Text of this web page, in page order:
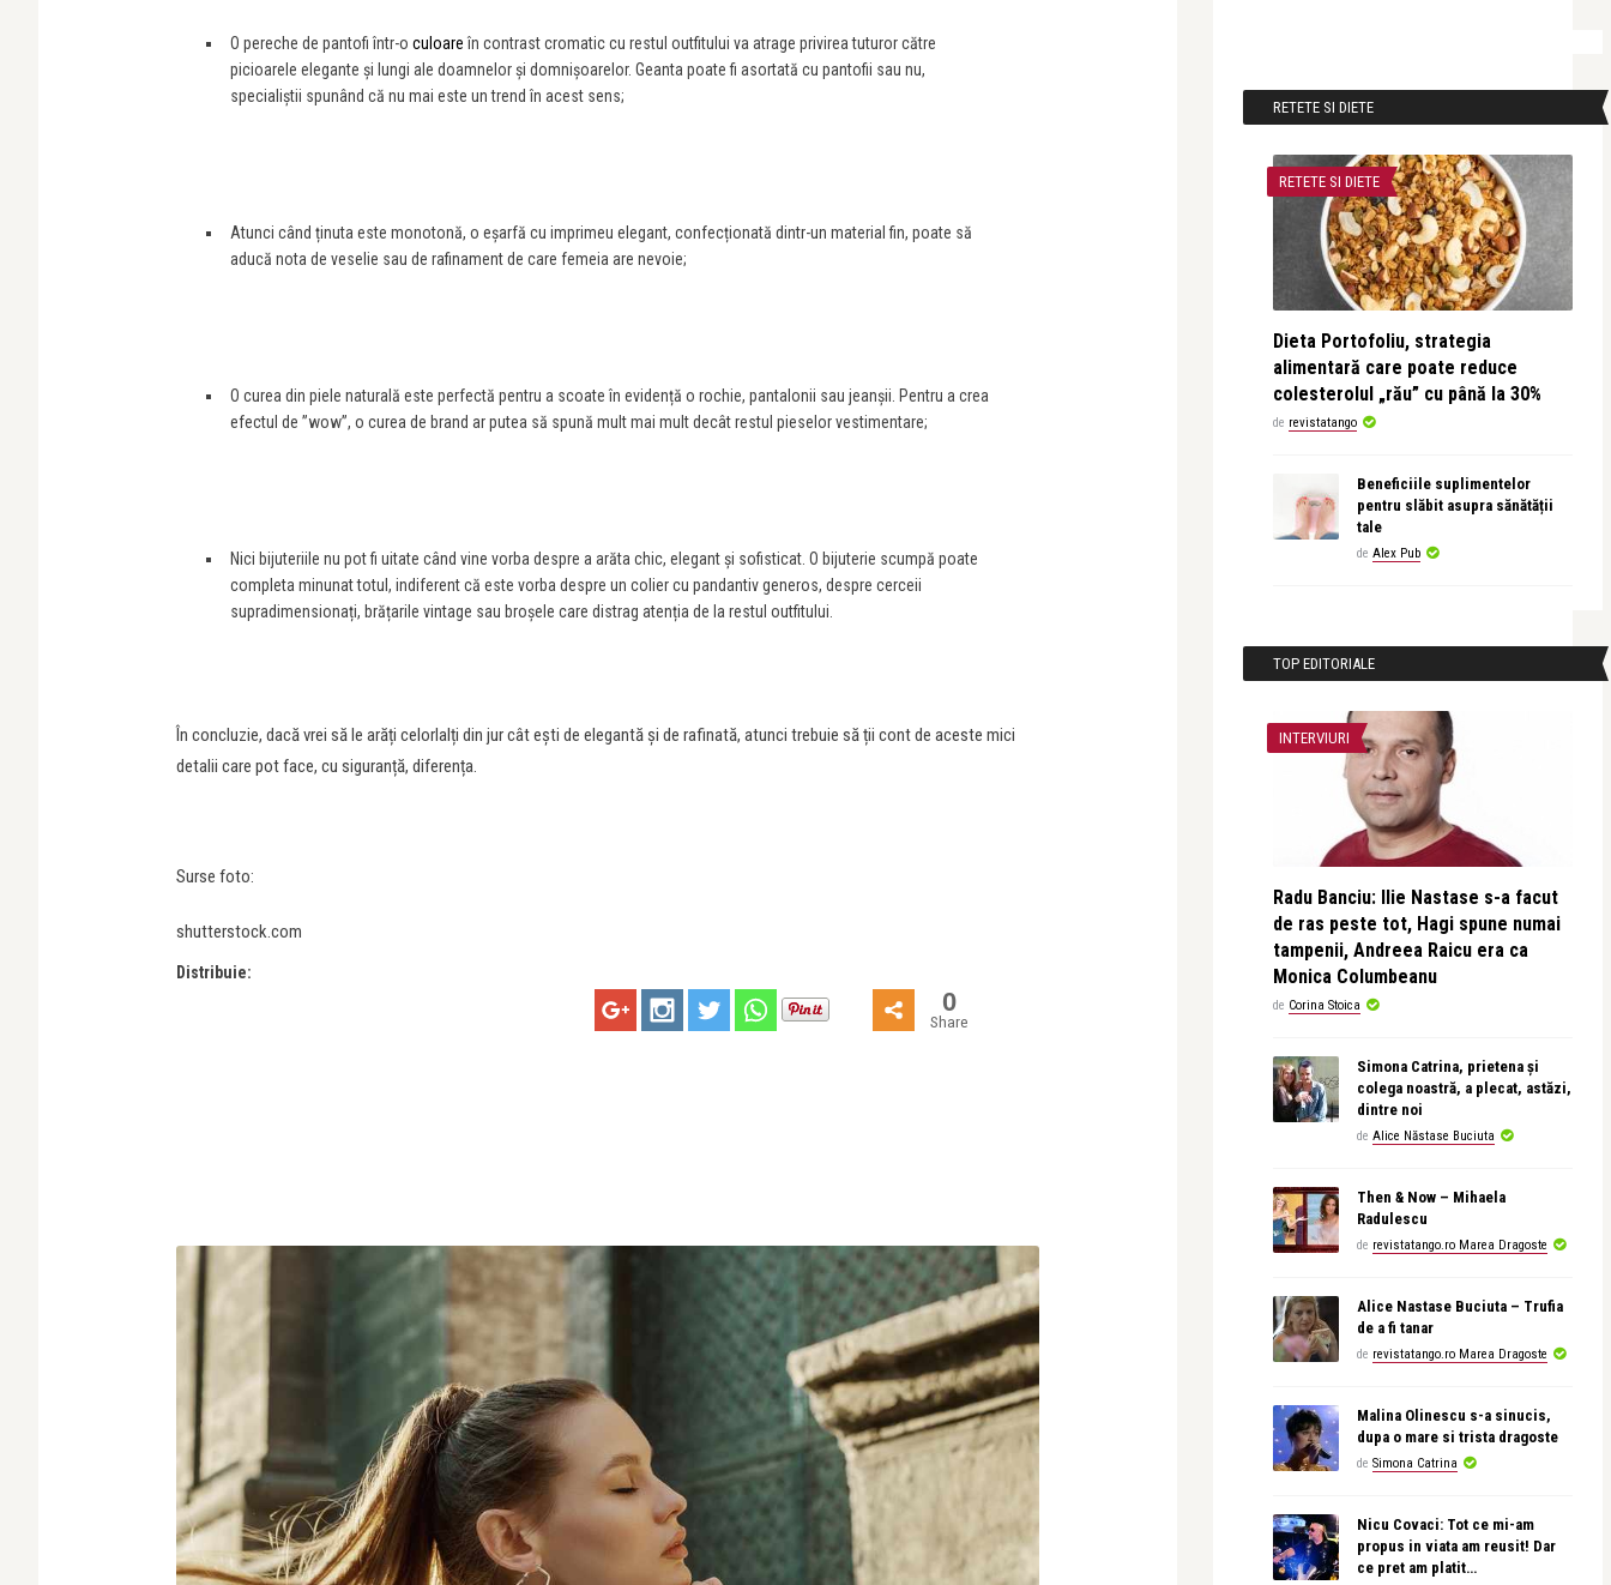
O pereche de pantofi într-o culoare în contrast cromatic cu restul outfitului va atrage privirea tuturor către
picioarele elegante și lungi ale doamnelor și domnișoarelor. Geanta poate fi asortată cu pantofii sau nu,
specialiștii spunând că nu mai este un trend în acest sens;
Atunci când ținuta este monotonă, o eșarfă cu imprimeu elegant, confecționată dintr-un material fin, poate să
aducă nota de veselie sau de rafinament de care femeia are nevoie;
O curea din piele naturală este perfectă pentru a scoate în evidență o rochie, pantalonii sau jeanșii. Pentru a crea
efectul de ”wow”, o curea de brand ar putea să spună mult mai mult decât restul pieselor vestimentare;
Nici bijuteriile nu pot fi uitate când vine vorba despre a arăta chic, elegant și sofisticat. O bijuterie scumpă poate
completa minunat totul, indiferent că este vorba despre un colier cu pandantiv generos, despre cerceii
supradimensionați, brățarile vintage sau broșele care distrag atenția de la restul outfitului.
În concluzie, dacă vrei să le arăți celorlalți din jur cât ești de elegantă și de rafinată, atunci trebuie să ții cont de aceste mici
detalii care pot face, cu siguranță, diferența.
Surse foto:
shutterstock.com
Distribuie:
0
Share
RETETE SI DIETE
RETETE SI DIETE
Dieta Portofoliu, strategia
alimentară care poate reduce
colesterolul „rău” cu până la 30%
de revistatango
Beneficiile suplimentelor
pentru slăbit asupra sănătății
tale
de Alex Pub
TOP EDITORIALE
INTERVIURI
Radu Banciu: Ilie Nastase s-a facut
de ras peste tot, Hagi spune numai
tampenii, Andreea Raicu era ca
Monica Columbeanu
de Corina Stoica
Simona Catrina, prietena și
colega noastră, a plecat, astăzi,
dintre noi
de Alice Năstase Buciuta
Then & Now – Mihaela
Radulescu
de revistatango.ro Marea Dragoste
Alice Nastase Buciuta – Trufia
de a fi tanar
de revistatango.ro Marea Dragoste
Malina Olinescu s-a sinucis,
dupa o mare si trista dragoste
de Simona Catrina
Nicu Covaci: Tot ce mi-am
propus in viata am reusit! Dar
ce pret am platit…